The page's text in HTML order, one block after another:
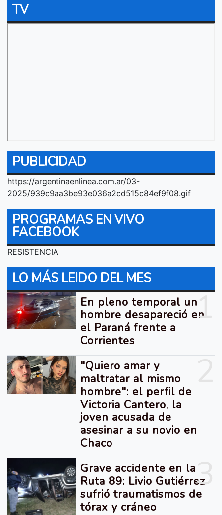
TV
PUBLICIDAD
https://argentinaenlinea.com.ar/03-
2025/939c9aa3be93e036a2cd515c84ef9f08.gif
PROGRAMAS EN VIVO
FACEBOOK
RESISTENCIA
LO MÁS LEIDO DEL MES
1
En pleno temporal un
hombre desapareció en
el Paraná frente a
Corrientes
"Quiero amar y
maltratar al mismo
hombre": el perfil de
Victoria Cantero, la
joven acusada de
asesinar a su novio en
Chaco
3
Grave accidente en la
Ruta 89: Livio Gutiérrez
sufrió traumatismos de
tórax y cráneo